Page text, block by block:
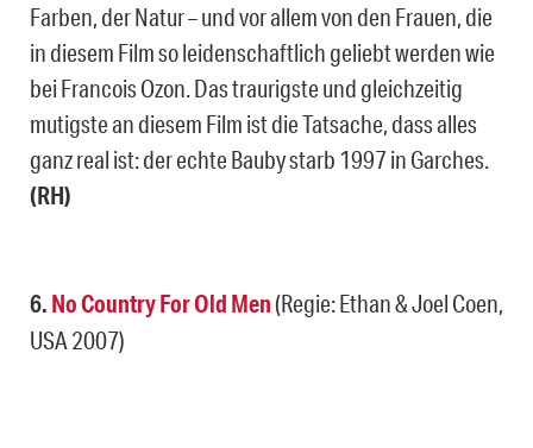
Farben, der Natur – und vor allem von den Frauen, die
in diesem Film so leidenschaftlich geliebt werden wie
bei Francois Ozon. Das traurigste und gleichzeitig
mutigste an diesem Film ist die Tatsache, dass alles
ganz real ist: der echte Bauby starb 1997 in Garches.
(RH)
6. No Country For Old Men(Regie: Ethan & Joel Coen,
USA 2007)